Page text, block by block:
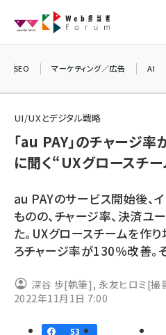
ン
seo (3532)
youtube (2441)
note (2317)
セミナー (2310)
z世代 (1623)
SEO マーケティング／広告 AI
UI/UXとデジタル戦略
「au PAY」のチャージ率
に聞く“UXグロースチー
au PAYのサービス開始後、
ものの、チャージ率、決済ユ
た。UXグロースチームを作
ろチャージ率が130％改善。
深谷 歩[執筆] ,永友ヒロミ[撮
2022年11月1日 7:00
53